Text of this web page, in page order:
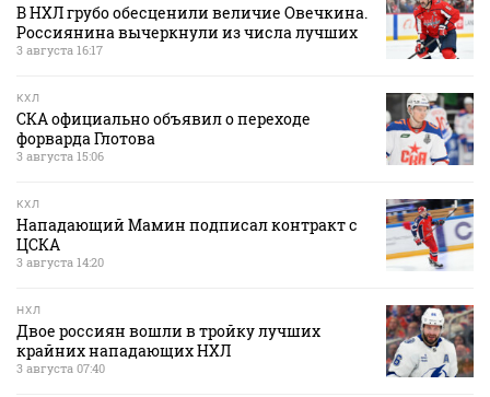
В НХЛ грубо обесценили величие Овечкина.
Россиянина вычеркнули из числа лучших
3 августа 16:17
КХЛ
СКА официально объявил о переходе
форварда Глотова
3 августа 15:06
КХЛ
Нападающий Мамин подписал контракт с
ЦСКА
3 августа 14:20
НХЛ
Двое россиян вошли в тройку лучших
крайних нападающих НХЛ
3 августа 07:40